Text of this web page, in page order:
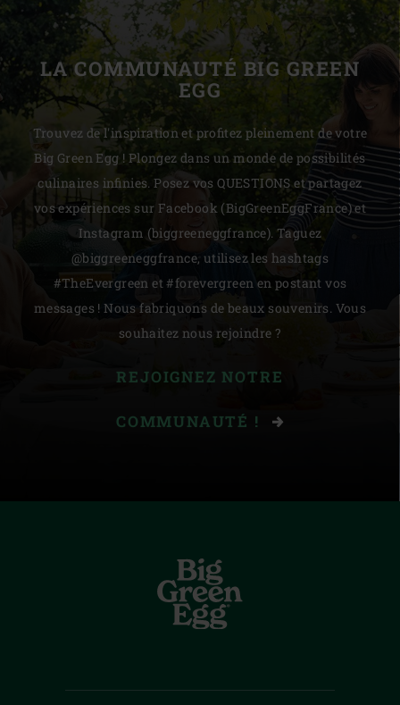
LA COMMUNAUTÉ BIG GREEN
EGG
Trouvez de l'inspiration et profitez pleinement de votre
Big Green Egg ! Plongez dans un monde de possibilités
culinaires infinies. Posez vos QUESTIONS et partagez
vos expériences sur Facebook (BigGreenEggFrance) et
Instagram (biggreeneggfrance). Taguez
@biggreeneggfrance, utilisez les hashtags
#TheEvergreen et #forevergreen en postant vos
messages ! Nous fabriquons de beaux souvenirs. Vous
souhaitez nous rejoindre ?
REJOIGNEZ NOTRE
COMMUNAUTÉ !